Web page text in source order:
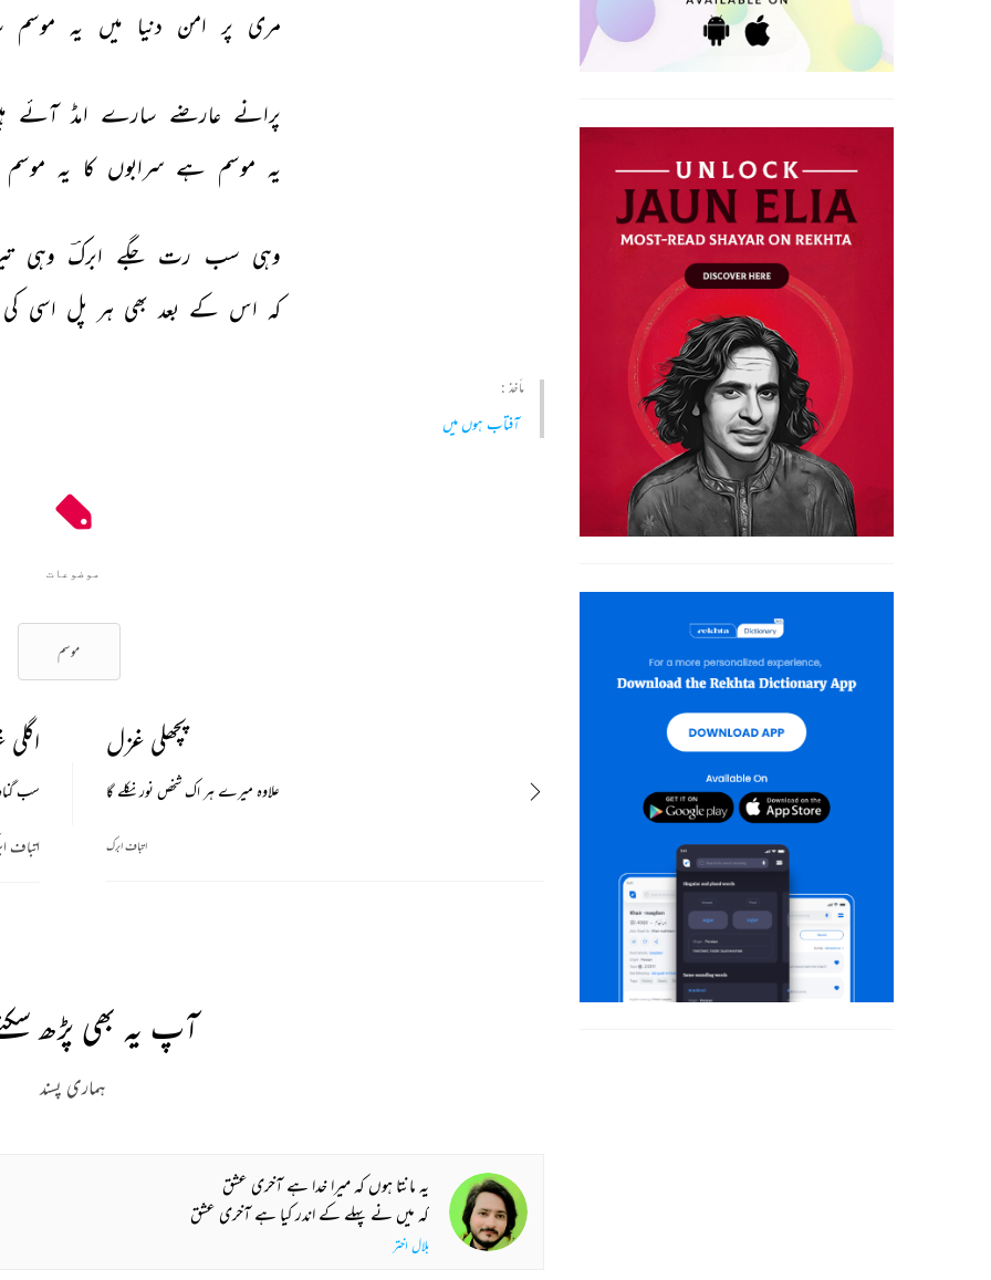
مری پر امن دنیا میں یہ موسم
پرانے عارضے سارے امڈ آئے
یہ موسم ہے سرابوں کا یہ موسم
وہی سب رت جگے ابرکؔ وہی
کہ اس کے بعد بھی ہر پل اسی کی
مأخذ :
آفتاب ہوں میں
موضوعات
موسم
سب
اتباف
پچھلی غزل
علاوہ میرے ہر اک شخص نور نکلے گا
اتباف ابرک
REKHTA RECENT
Share. Subscribe.